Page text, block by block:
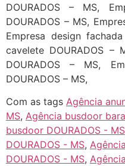
DOURADOS – MS,
DOURADOS – MS,
Empresa design
cavelete DOURADOS –
DOURADOS – MS,
DOURADOS – MS,
Com as tags Agência
MS, Agência busdoor
busdoor DOURADOS - MS
DOURADOS - MS,
DOURADOS - MS,